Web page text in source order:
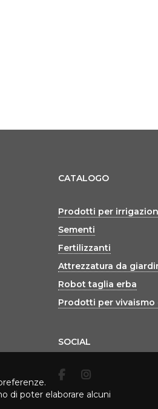
CATALOGO
Prodotti per
Sementi
Fertilizzanti
Attrezzatura da
Robot taglia erba
Prodotti per
SOCIAL
di poter elaborare alcuni